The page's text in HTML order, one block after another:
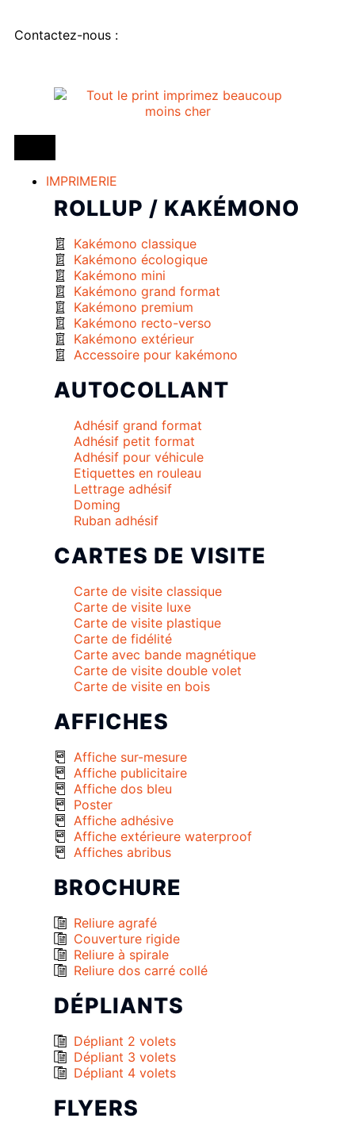
Contactez-nous :
IMPRIMERIE
ROLLUP / KAKÉMONO
Kakémono classique
Kakémono écologique
Kakémono mini
Kakémono grand format
Kakémono premium
Kakémono recto-verso
Kakémono extérieur
Accessoire pour kakémono
AUTOCOLLANT
Adhésif grand format
Adhésif petit format
Adhésif pour véhicule
Etiquettes en rouleau
Lettrage adhésif
Doming
Ruban adhésif
CARTES DE VISITE
Carte de visite classique
Carte de visite luxe
Carte de visite plastique
Carte de fidélité
Carte avec bande magnétique
Carte de visite double volet
Carte de visite en bois
AFFICHES
Affiche sur-mesure
Affiche publicitaire
Affiche dos bleu
Poster
Affiche adhésive
Affiche extérieure waterproof
Affiches abribus
BROCHURE
Reliure agrafé
Couverture rigide
Reliure à spirale
Reliure dos carré collé
DÉPLIANTS
Dépliant 2 volets
Dépliant 3 volets
Dépliant 4 volets
FLYERS